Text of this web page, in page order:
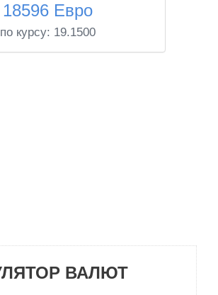
18596 Евро
по курсу: 19.1500
ВАЛЮТ